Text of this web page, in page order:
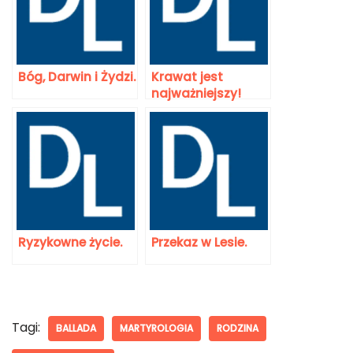
Bóg, Darwin i Żydzi.
Krawat jest
najważniejszy!
Ryzykowne życie. Przekaz w Lesie.
Tagi: BALLADA MARTYROLOGIA RODZINA